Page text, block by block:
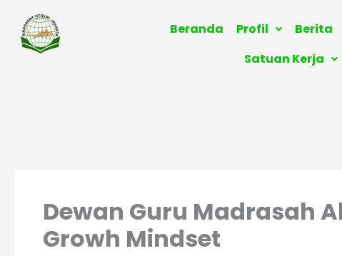
content
Beranda Profil Berita
Satuan Kerja
Dewan Guru Madrasah
Growh Mindset